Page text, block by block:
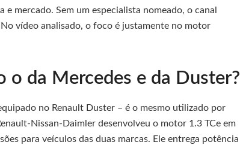
mercado. Sem um especialista nomeado, o canal
vídeo analisado, o foco é justamente no motor
o da Mercedes e da Duster?
no Renault Duster – é o mesmo utilizado por
desenvolveu o motor 1.3 TCe em
para veículos das duas marcas. Ele entrega potência